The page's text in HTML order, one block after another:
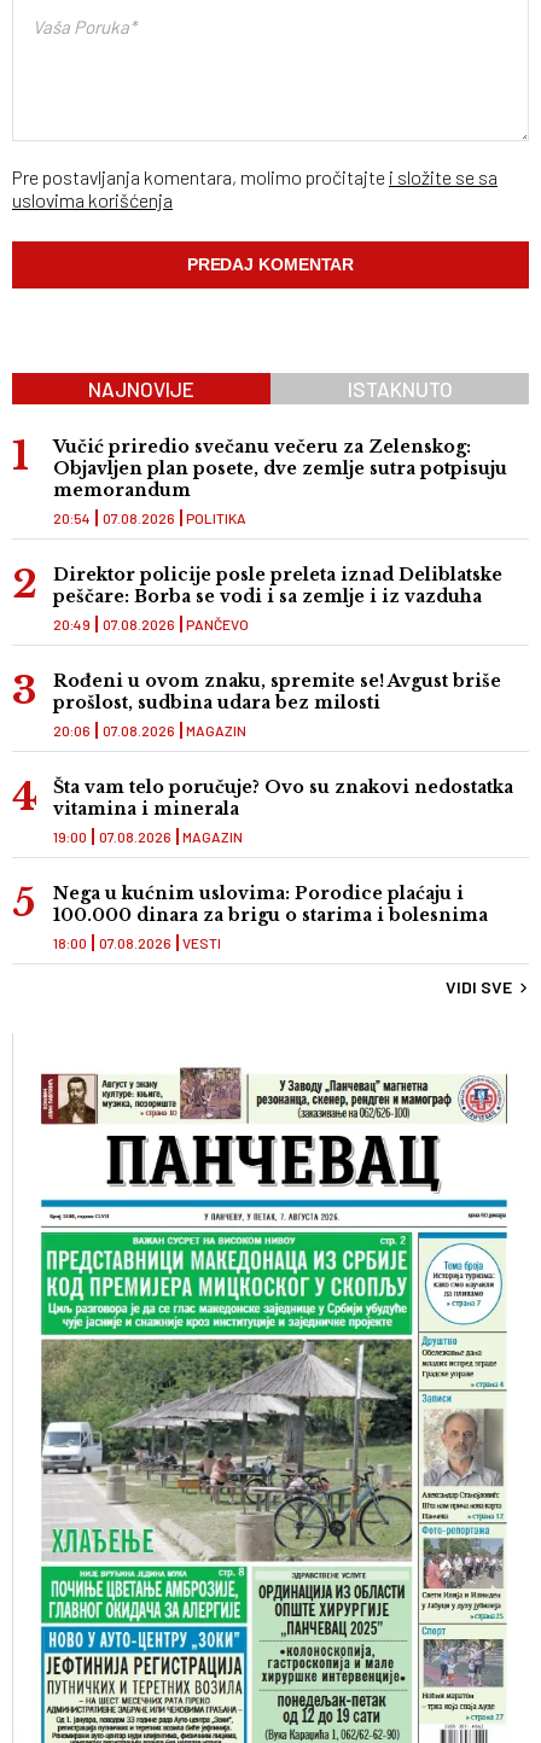
Pre postavljanja komentara, molimo pročitajte i složite se sa
uslovima korišćenja
NAJNOVIJE ISTAKNUTO
Vučić priredio svečanu večeru za Zelenskog:
Objavljen plan posete, dve zemlje sutra potpisuju
memorandum
POLITIKA
20:54 07.08.2026
Direktor policije posle preleta iznad Deliblatske
peščare: Borba se vodi i sa zemlje i iz vazduha
PANČEVO
20:49 07.08.2026
Rođeni u ovom znaku, spremite se! Avgust briše
prošlost, sudbina udara bez milosti
MAGAZIN
20:06 07.08.2026
Šta vam telo poručuje? Ovo su znakovi nedostatka
vitamina i minerala
MAGAZIN
19:00 07.08.2026
Nega u kućnim uslovima: Porodice plaćaju i
100.000 dinara za brigu o starima i bolesnima
VESTI
18:00 07.08.2026
VIDI SVE